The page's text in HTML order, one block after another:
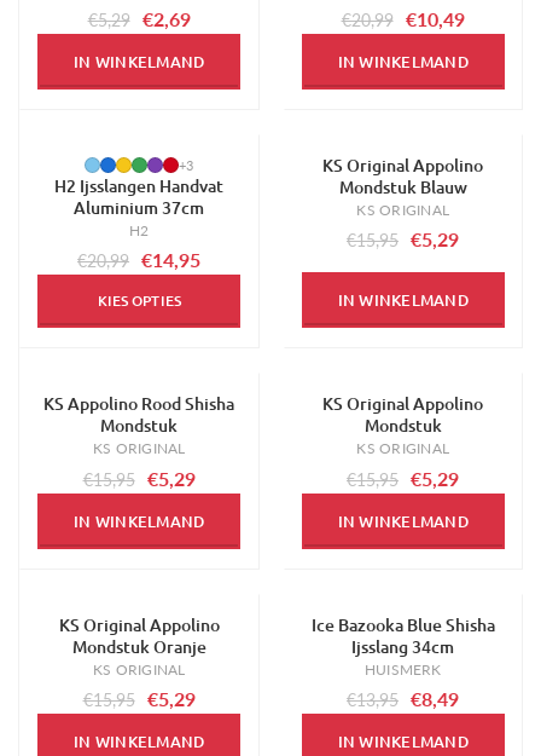
€5,29 €2,69
IN WINKELMAND
€20,99 €10,49
IN WINKELMAND
+3
H2 Ijsslangen Handvat
Aluminium 37cm
H2
€20,99 €14,95
KIES OPTIES
-67%
KS Original Appolino
Mondstuk Blauw
KS ORIGINAL
€15,95 €5,29
IN WINKELMAND
-67%
KS Appolino Rood Shisha
Mondstuk
KS ORIGINAL
€15,95 €5,29
IN WINKELMAND
-67%
KS Original Appolino
Mondstuk
KS ORIGINAL
€15,95 €5,29
IN WINKELMAND
-67%KS Original Appolino
Mondstuk Oranje
KS ORIGINAL
€15,95 €5,29
IN WINKELMAND
-39%
Ice Bazooka Blue Shisha
Ijsslang 34cm
HUISMERK
€13,95 €8,49
IN WINKELMAND